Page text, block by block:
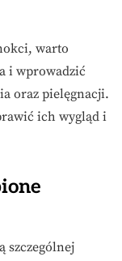
warto
i wprowadzić
oraz pielęgnacji.
ich wygląd i
szczególnej